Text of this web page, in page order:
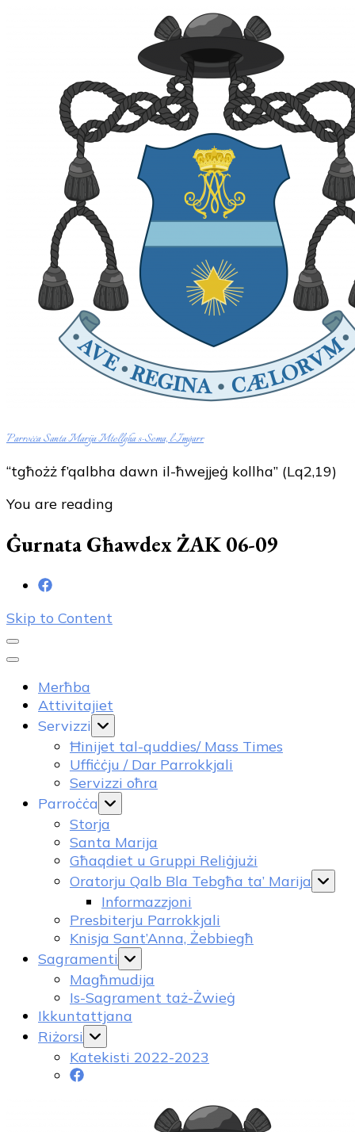
Parroċċa Santa Marija Mtellgħa s-Sema, l-Imġarr
“tgħożż f’qalbha dawn il-ħwejjeġ kollha” (Lq2,19)
You are reading
Ġurnata Għawdex ŻAK 06-09
Skip to Content
Merħba
Attivitajiet
Servizzi
Ħinijet tal-quddies/ Mass Times
Uffiċċju / Dar Parrokkjali
Servizzi oħra
Parroċċa
Storja
Santa Marija
Għaqdiet u Gruppi Reliġjużi
Oratorju Qalb Bla Tebgħa ta’ Marija
Informazzjoni
Presbiterju Parrokkjali
Knisja Sant’Anna, Żebbiegħ
Sagramenti
Magħmudija
Is-Sagrament taż-Żwieġ
Ikkuntattjana
Riżorsi
Katekisti 2022-2023